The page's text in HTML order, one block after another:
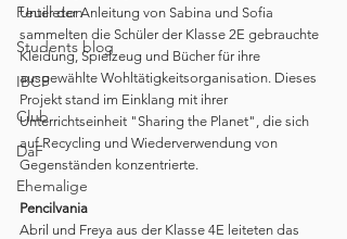
Feuilleton
Students blog
IBCP
Club
DaF
Ehemalige
Unter der Anleitung von Sabina und Sofia
sammelten die Schüler der Klasse 2E gebrauchte
Kleidung, Spielzeug und Bücher für ihre
ausgewählte Wohltätigkeitsorganisation. Dieses
Projekt stand im Einklang mit ihrer
Unterrichtseinheit "Sharing the Planet", die sich
auf Recycling und Wiederverwendung von
Gegenständen konzentrierte.
Pencilvania
Abril und Freya aus der Klasse 4E leiteten das